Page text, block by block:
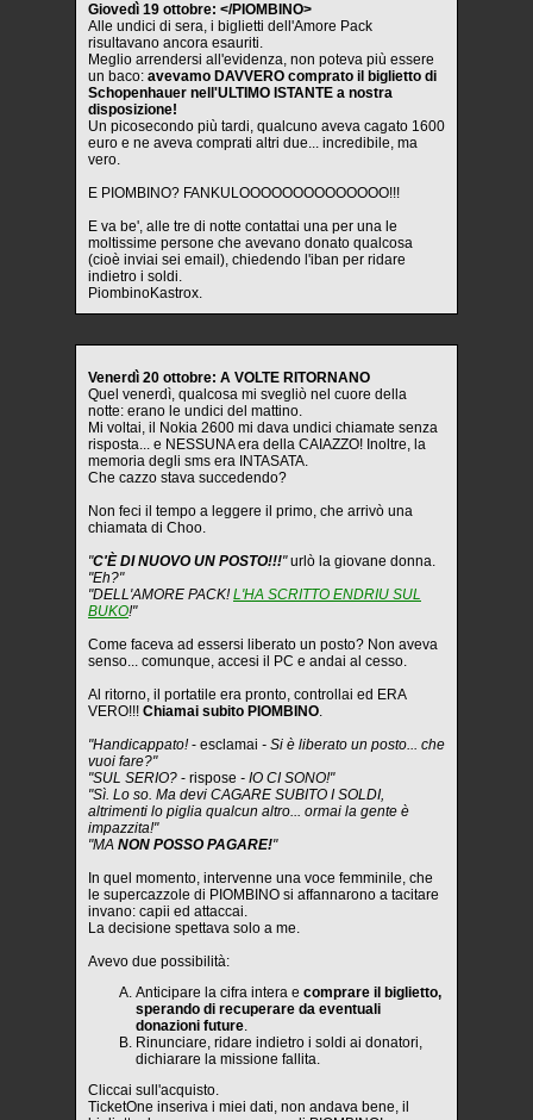
Giovedì 19 ottobre: </PIOMBINO>
Alle undici di sera, i biglietti dell'Amore Pack
risultavano ancora esauriti.
Meglio arrendersi all'evidenza, non poteva più essere
un baco: avevamo DAVVERO comprato il biglietto di
Schopenhauer nell'ULTIMO ISTANTE a nostra
disposizione!
Un picosecondo più tardi, qualcuno aveva cagato 1600
euro e ne aveva comprati altri due... incredibile, ma
vero.
E PIOMBINO? FANKULOOOOOOOOOOOOOO!!!
E va be', alle tre di notte contattai una per una le
moltissime persone che avevano donato qualcosa
(cioè inviai sei email), chiedendo l'iban per ridare
indietro i soldi.
PiombinoKastrox.
Venerdì 20 ottobre: A VOLTE RITORNANO
Quel venerdì, qualcosa mi svegliò nel cuore della
notte: erano le undici del mattino.
Mi voltai, il Nokia 2600 mi dava undici chiamate senza
risposta... e NESSUNA era della CAIAZZO! Inoltre, la
memoria degli sms era INTASATA.
Che cazzo stava succedendo?
Non feci il tempo a leggere il primo, che arrivò una
chiamata di Choo.
"C'È DI NUOVO UN POSTO!!!"urlò la giovane donna.
"Eh?"
"DELL'AMORE PACK!L'HA SCRITTO ENDRIU SUL
BUKO!"
Come faceva ad essersi liberato un posto? Non aveva
senso... comunque, accesi il PC e andai al cesso.
Al ritorno, il portatile era pronto, controllai ed ERA
VERO!!! Chiamai subito PIOMBINO.
"Handicappato!- esclamai - Si è liberato un posto... che
vuoi fare?"
"SUL SERIO? - rispose - IO CI SONO!"
"Sì. Lo so. Ma devi CAGARE SUBITO I SOLDI,
altrimenti lo piglia qualcun altro... ormai la gente è
impazzita!"
"MA NON POSSO PAGARE!"
In quel momento, intervenne una voce femminile, che
le supercazzole di PIOMBINO si affannarono a tacitare
invano: capii ed attaccai.
La decisione spettava solo a me.
Avevo due possibilità:
Anticipare la cifra intera e comprare il biglietto,
sperando di recuperare da eventuali
donazioni future.
Rinunciare, ridare indietro i soldi ai donatori,
dichiarare la missione fallita.
Cliccai sull'acquisto.
TicketOne inseriva i miei dati, non andava bene, il